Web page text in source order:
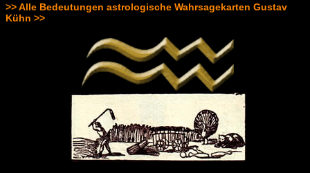
>> Alle Bedeutungen astrologische Wahrsagekarten Gustav
Kühn >>